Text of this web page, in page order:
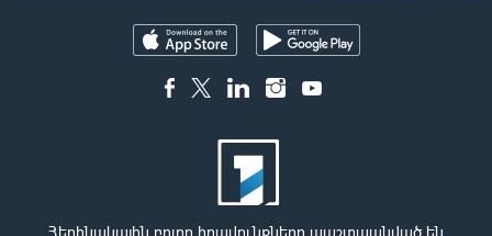
Հեղինակային բոլոր իրավունքները պաշտպանված են